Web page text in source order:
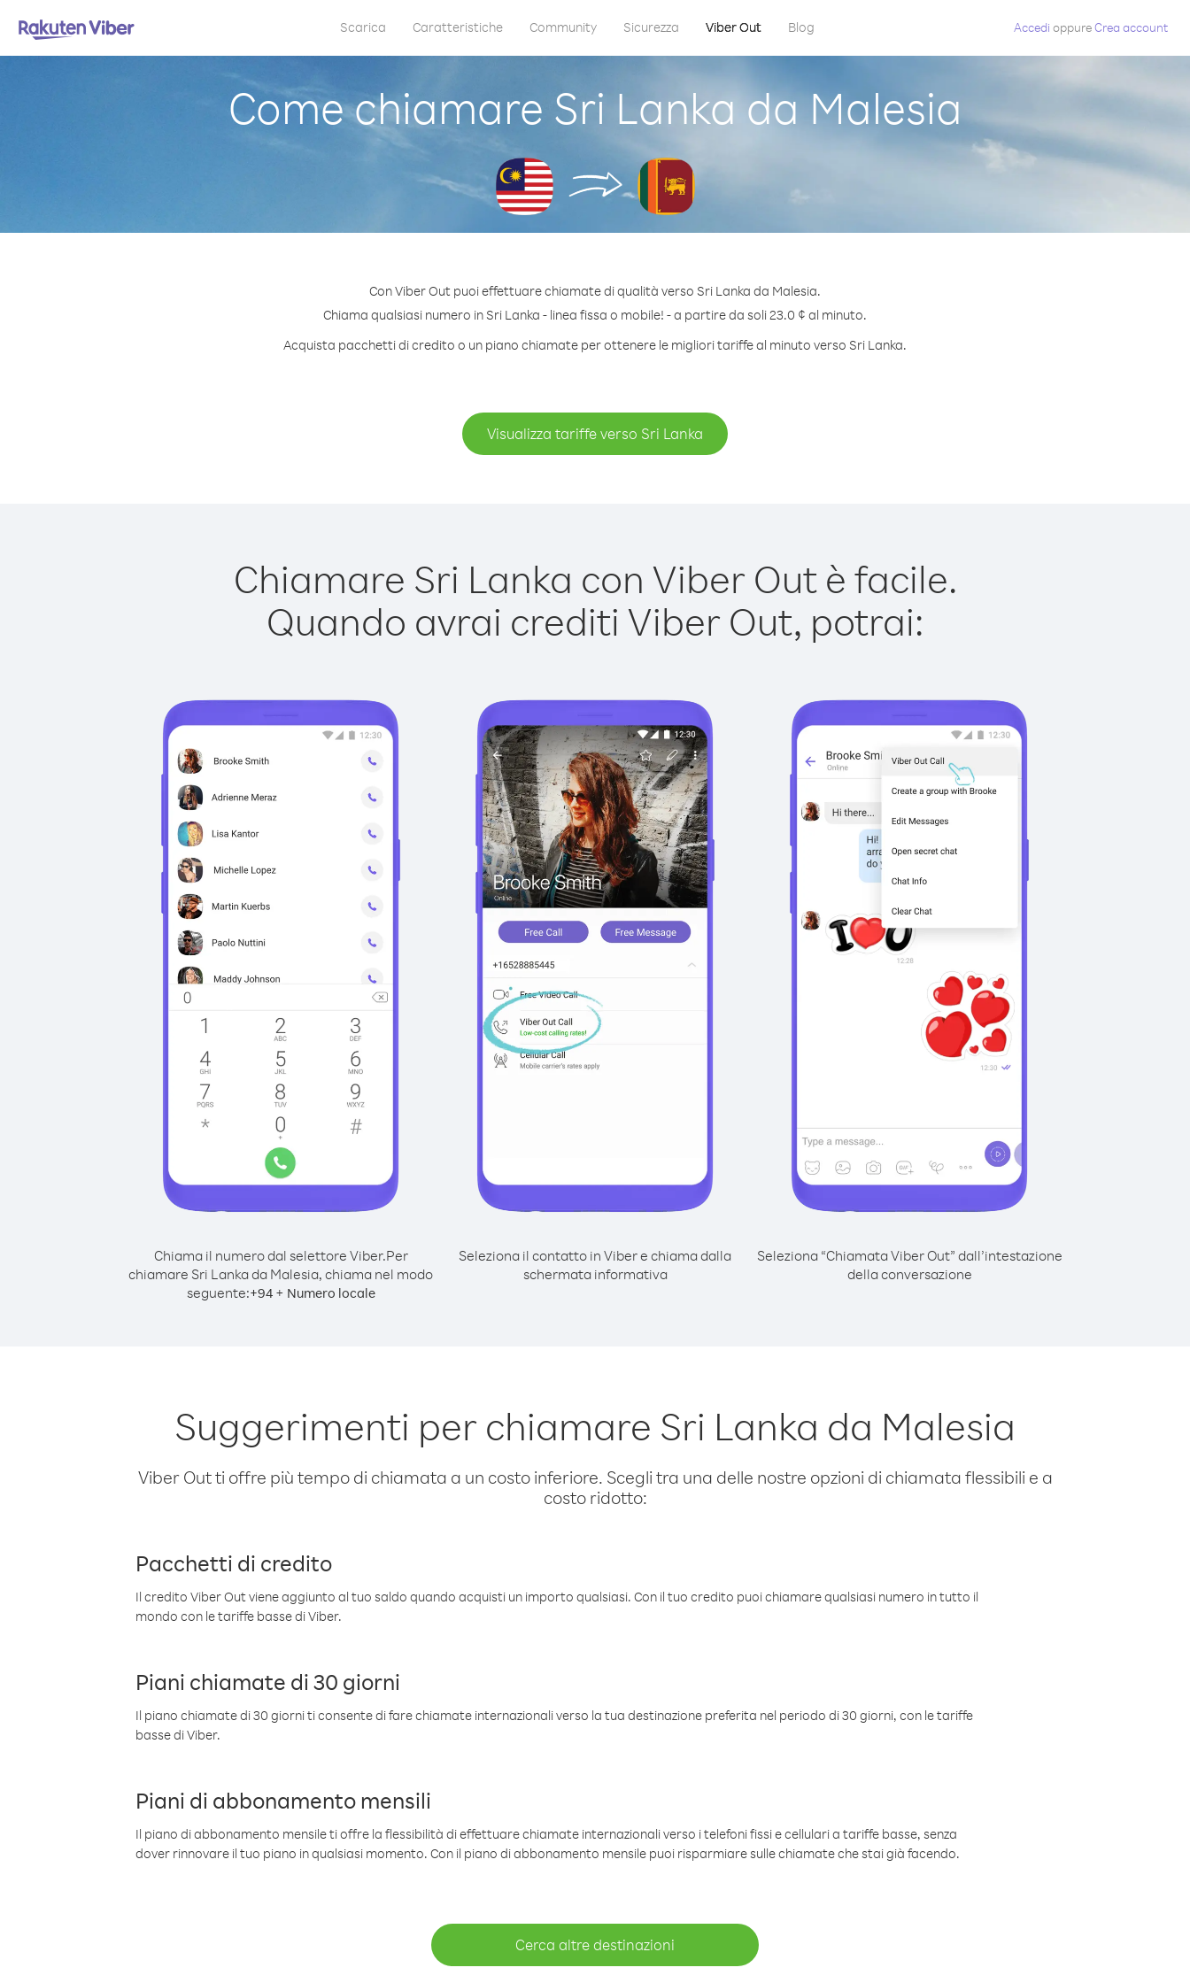
Scarica Caratteristiche Community Sicurezza Viber Out Blog Accedi oppureCrea account
Come chiamare Sri Lanka da Malesia
Con Viber Out puoi effettuare chiamate di qualità verso Sri Lanka da Malesia.
Chiama qualsiasi numero in Sri Lanka - linea fissa o mobile! - a partire da soli 23.0 ¢ al minuto.
Acquista pacchetti di credito o un piano chiamate per ottenere le migliori tariffe al minuto verso Sri Lanka.
Visualizza tariffe verso Sri Lanka
Chiamare Sri Lanka con Viber Out è facile.
Quando avrai crediti Viber Out, potrai:
Chiama il numero dal selettore Viber.Per
chiamare Sri Lanka da Malesia, chiama nel modo
seguente:+94+ Numero locale
Seleziona il contatto in Viber e chiama dalla
schermata informativa
Seleziona “Chiamata Viber Out” dall’intestazione
della conversazione
Suggerimenti per chiamare Sri Lanka da Malesia
Viber Out ti offre più tempo di chiamata a un costo inferiore. Scegli tra una delle nostre opzioni di chiamata flessibili e a
costo ridotto:
Pacchetti di credito
Il credito Viber Out viene aggiunto al tuo saldo quando acquisti un importo qualsiasi. Con il tuo credito puoi chiamare qualsiasi numero in tutto il
mondo con le tariffe basse di Viber.
Piani chiamate di 30 giorni
Il piano chiamate di 30 giorni ti consente di fare chiamate internazionali verso la tua destinazione preferita nel periodo di 30 giorni, con le tariffe
basse di Viber.
Piani di abbonamento mensili
Il piano di abbonamento mensile ti offre la flessibilità di effettuare chiamate internazionali verso i telefoni fissi e cellulari a tariffe basse, senza
dover rinnovare il tuo piano in qualsiasi momento. Con il piano di abbonamento mensile puoi risparmiare sulle chiamate che stai già facendo.
Cerca altre destinazioni